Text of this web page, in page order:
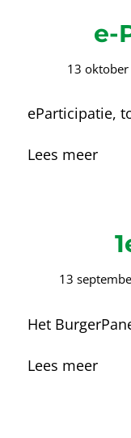
e-
13 oktober
eParticipatie,
Lees meer
13
Het
Lees meer